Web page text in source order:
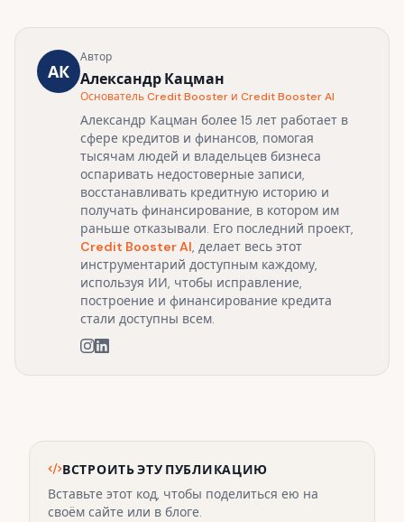
АК
Автор
Александр Кацман
Основатель Credit Booster и Credit Booster AI
Александр Кацман более 15 лет работает в
сфере кредитов и финансов, помогая
тысячам людей и владельцев бизнеса
оспаривать недостоверные записи,
восстанавливать кредитную историю и
получать финансирование, в котором им
раньше отказывали. Его последний проект,
Credit Booster AI, делает весь этот
инструментарий доступным каждому,
используя ИИ, чтобы исправление,
построение и финансирование кредита
стали доступны всем.
ВСТРОИТЬ ЭТУ ПУБЛИКАЦИЮ
Вставьте этот код, чтобы поделиться ею на
своём сайте или в блоге.